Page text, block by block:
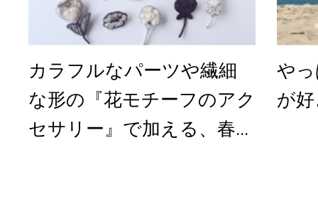
カラフルなパーツや繊細
な形の『花モチーフのアク
セサリー』で加える、春...
や
が